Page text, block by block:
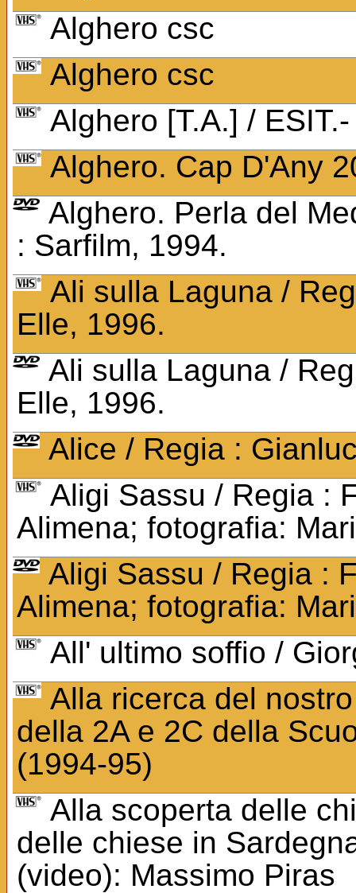
Alghero csc
Alghero csc
Alghero [T.A.] /
Alghero. Cap D'Any
Alghero. Perla del
: Sarfilm, 1994.
Ali sulla Laguna /
Elle, 1996.
Ali sulla Laguna /
Elle, 1996.
Alice / Regia :
Aligi Sassu / Regia :
Alimena; fotografia:
Aligi Sassu / Regia :
Alimena; fotografia:
All' ultimo soffio /
Alla ricerca del
della 2A e 2C della
(1994-95)
Alla scoperta delle
delle chiese in
(video): Massimo Piras